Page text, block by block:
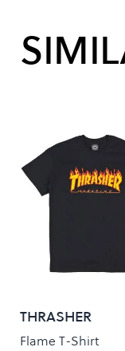
THRASHER
Flame T-Shirt